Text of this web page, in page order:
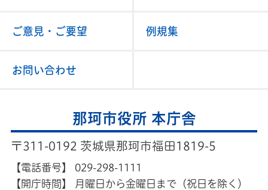
ご意見・ご要望 例規集
お問い合わせ
那珂市役所 本庁舎
〒311-0192 茨城県那珂市福田1819-5
【電話番号】
029-298-1111
【開庁時間】
月曜日から金曜日まで（祝日を除く）